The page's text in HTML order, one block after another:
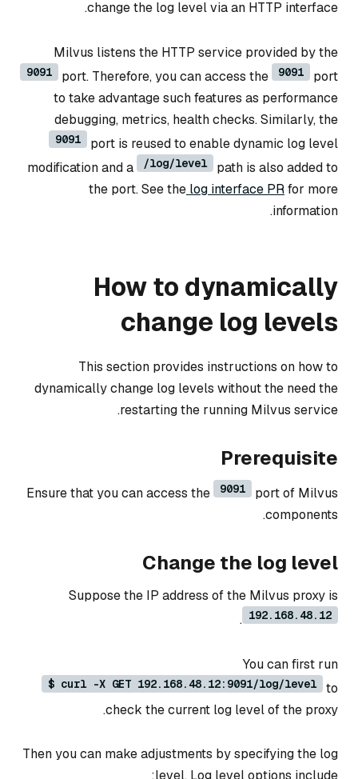
change the log level via an HTTP interface.
Milvus listens the HTTP service provided by the
9091 port. Therefore, you can access the 9091
port
to take advantage such features as performance
debugging, metrics, health checks. Similarly, the
9091
port is reused to enable dynamic log level
modification and a
/log/level
path is also added to
the port. See the log interface PRfor more
information.
How to dynamically
change log levels
This section provides instructions on how to
dynamically change log levels without the need the
restarting the running Milvus service.
Prerequisite
Ensure that you can access the 9091
port of Milvus
components.
Change the log level
Suppose the IP address of the Milvus proxy is
192.168.48.12
.
You can first run
$ curl -X GET 192.168.48.12:9091/log/level
to
check the current log level of the proxy.
Then you can make adjustments by specifying the log